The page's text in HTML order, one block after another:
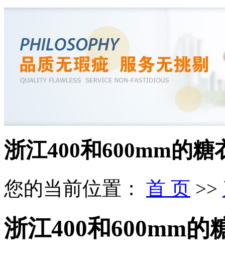
浙江400和600mm的糖
您的当前位置： 首 页 >>
浙江400和600mm的